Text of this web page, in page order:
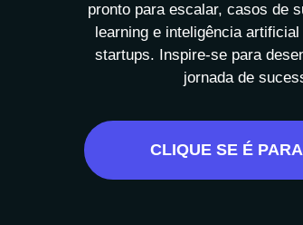
pronto para escalar, casos de
learning e inteligência
startups. Inspire-se para
jornada de
CLIQUE SE É